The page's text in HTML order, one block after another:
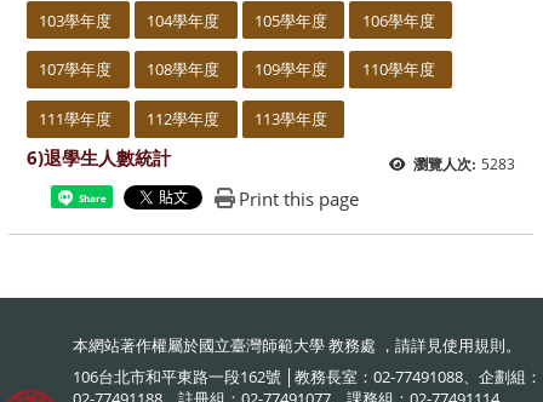
103學年度 104學年度 105學年度 106學年度
107學年度 108學年度 109學年度 110學年度
111學年度 112學年度 113學年度
瀏覽人次: 5283
6)退學生人數統計
Share Print this page
本網站著作權屬於國立臺灣師範大學 教務處 ，請詳見使用規則。
106台北市和平東路一段162號 │教務長室：02-77491088、企劃組：